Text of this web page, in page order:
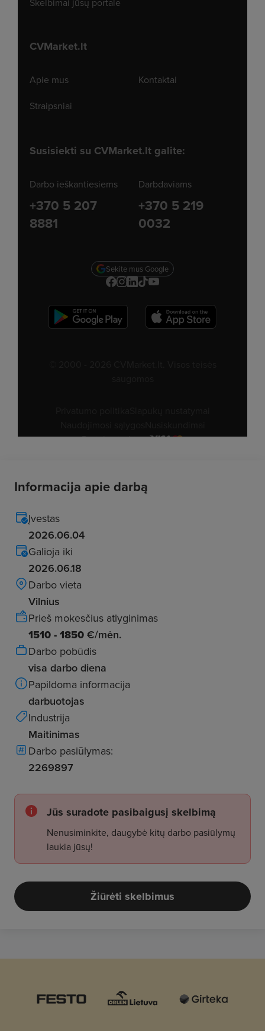
Informacija apie darbą
Įvestas
2026.06.04
Galioja iki
2026.06.18
Darbo vieta
Vilnius
Prieš mokesčius atlyginimas
1510 - 1850 €/mėn.
Darbo pobūdis
visa darbo diena
Papildoma informacija
darbuotojas
Industrija
Maitinimas
Darbo pasiūlymas:
2269897
Jūs suradote pasibaigusį skelbimą
Nenusiminkite, daugybė kitų darbo pasiūlymų
laukia jūsų!
Žiūrėti skelbimus